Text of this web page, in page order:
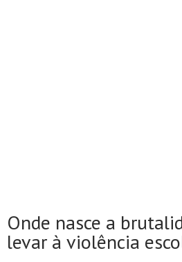
Onde nasce a
levar à violência